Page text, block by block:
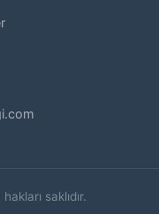
saklıdır.